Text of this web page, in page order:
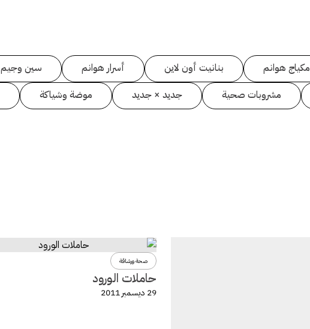
مكياج هوانم بنانيت أون لاين أسرار هوانم سين وجيم
مشروبات صحية جديد × جديد موضة وشياكة
صحة ورشاقة
حاملات الورود
29 ديسمبر 2011